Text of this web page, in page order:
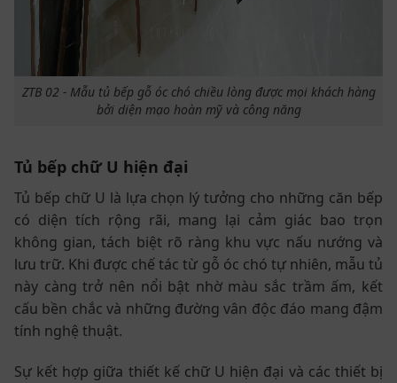
ZTB 02 - Mẫu tủ bếp gỗ óc chó chiều lòng được mọi khách hàng
bởi diện mạo hoàn mỹ và công năng
Tủ bếp chữ U hiện đại
Tủ bếp chữ U là lựa chọn lý tưởng cho những căn bếp
có diện tích rộng rãi, mang lại cảm giác bao trọn
không gian, tách biệt rõ ràng khu vực nấu nướng và
lưu trữ. Khi được chế tác từ gỗ óc chó tự nhiên, mẫu tủ
này càng trở nên nổi bật nhờ màu sắc trầm ấm, kết
cấu bền chắc và những đường vân độc đáo mang đậm
tính nghệ thuật.
Sự kết hợp giữa thiết kế chữ U hiện đại và các thiết bị